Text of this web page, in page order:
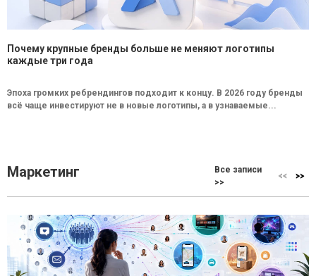
Почему крупные бренды больше не меняют логотипы
каждые три года
Эпоха громких ребрендингов подходит к концу. В 2026 году бренды
всё чаще инвестируют не в новые логотипы, а в узнаваемые...
Маркетинг
Все записи
>>